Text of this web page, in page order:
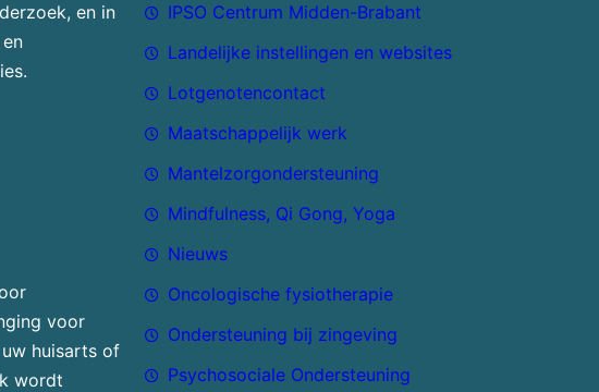
en in
voor
huisarts of
wordt
IPSO Centrum Midden-Brabant
Landelijke instellingen en websites
Lotgenotencontact
Maatschappelijk werk
Mantelzorgondersteuning
Mindfulness, Qi Gong, Yoga
Nieuws
Oncologische fysiotherapie
Ondersteuning bij zingeving
Psychosociale Ondersteuning